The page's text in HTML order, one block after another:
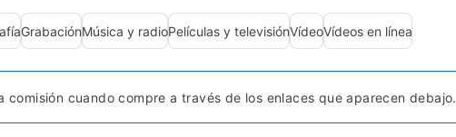
GrabaciónMúsica y radioPelículas y televisiónVídeoVídeos en línea
comisión cuando compre a través de los enlaces que aparecen debajo.